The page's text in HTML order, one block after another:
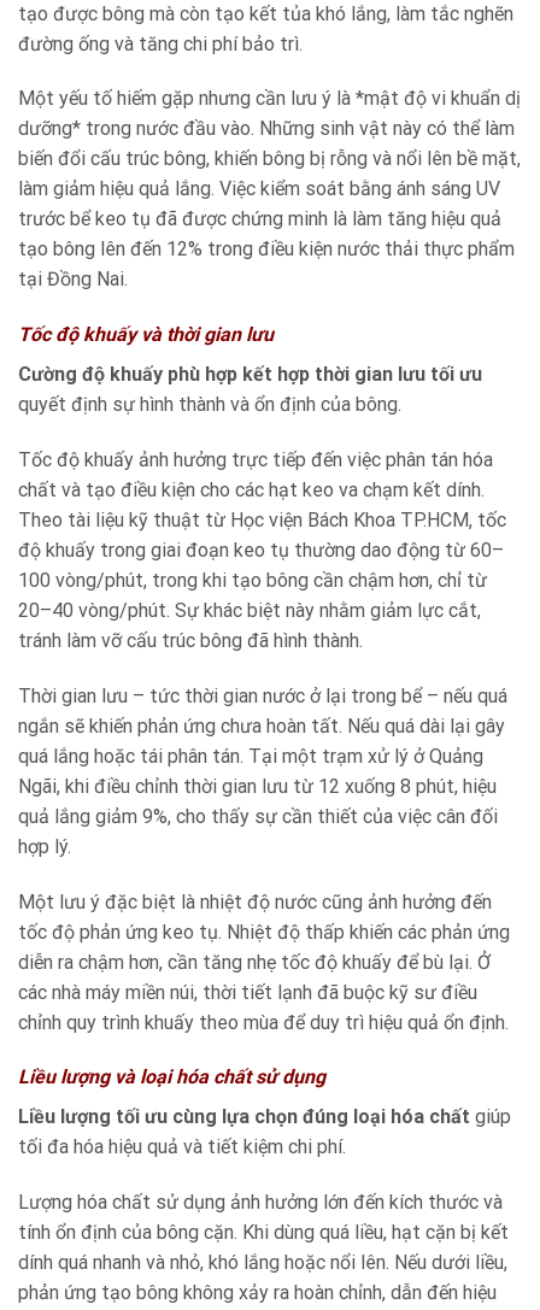
tạo được bông mà còn tạo kết tủa khó lắng, làm tắc nghẽn
đường ống và tăng chi phí bảo trì.
Một yếu tố hiếm gặp nhưng cần lưu ý là *mật độ vi khuẩn dị
dưỡng* trong nước đầu vào. Những sinh vật này có thể làm
biến đổi cấu trúc bông, khiến bông bị rỗng và nổi lên bề mặt,
làm giảm hiệu quả lắng. Việc kiểm soát bằng ánh sáng UV
trước bể keo tụ đã được chứng minh là làm tăng hiệu quả
tạo bông lên đến 12% trong điều kiện nước thải thực phẩm
tại Đồng Nai.
Tốc độ khuấy và thời gian lưu
Cường độ khuấy phù hợp kết hợp thời gian lưu tối ưu
quyết định sự hình thành và ổn định của bông.
Tốc độ khuấy ảnh hưởng trực tiếp đến việc phân tán hóa
chất và tạo điều kiện cho các hạt keo va chạm kết dính.
Theo tài liệu kỹ thuật từ Học viện Bách Khoa TP.HCM, tốc
độ khuấy trong giai đoạn keo tụ thường dao động từ 60–
100 vòng/phút, trong khi tạo bông cần chậm hơn, chỉ từ
20–40 vòng/phút. Sự khác biệt này nhằm giảm lực cắt,
tránh làm vỡ cấu trúc bông đã hình thành.
Thời gian lưu – tức thời gian nước ở lại trong bể – nếu quá
ngắn sẽ khiến phản ứng chưa hoàn tất. Nếu quá dài lại gây
quá lắng hoặc tái phân tán. Tại một trạm xử lý ở Quảng
Ngãi, khi điều chỉnh thời gian lưu từ 12 xuống 8 phút, hiệu
quả lắng giảm 9%, cho thấy sự cần thiết của việc cân đối
hợp lý.
Một lưu ý đặc biệt là nhiệt độ nước cũng ảnh hưởng đến
tốc độ phản ứng keo tụ. Nhiệt độ thấp khiến các phản ứng
diễn ra chậm hơn, cần tăng nhẹ tốc độ khuấy để bù lại. Ở
các nhà máy miền núi, thời tiết lạnh đã buộc kỹ sư điều
chỉnh quy trình khuấy theo mùa để duy trì hiệu quả ổn định.
Liều lượng và loại hóa chất sử dụng
Liều lượng tối ưu cùng lựa chọn đúng loại hóa chất giúp
tối đa hóa hiệu quả và tiết kiệm chi phí.
Lượng hóa chất sử dụng ảnh hưởng lớn đến kích thước và
tính ổn định của bông cặn. Khi dùng quá liều, hạt cặn bị kết
dính quá nhanh và nhỏ, khó lắng hoặc nổi lên. Nếu dưới liều,
phản ứng tạo bông không xảy ra hoàn chỉnh, dẫn đến hiệu